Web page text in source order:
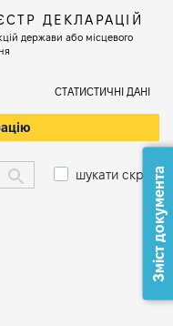
ДЕКЛАРАЦІЙ
держави або місцевого
СТАТИСТИЧНІ ДАНІ
шукати скрізьЗміст документа